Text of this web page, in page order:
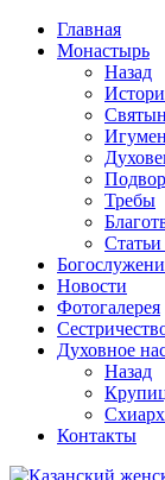
Перейти
содержимому
Главная
Монастырь
Назад
Требы
Новости
Фотогалерея
Духовное
Назад
Контакты